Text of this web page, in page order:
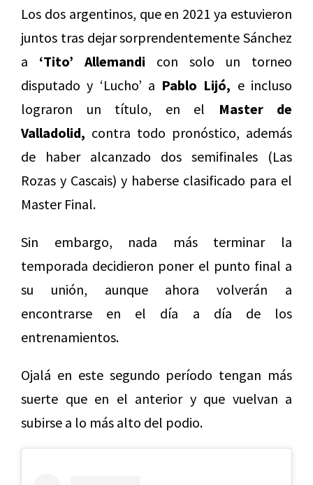
Los dos argentinos, que en 2021 ya estuvieron
juntos tras dejar sorprendentemente Sánchez
a ‘Tito’ Allemandi con solo un torneo
disputado y ‘Lucho’ a Pablo Lijó, e incluso
lograron un título, en el Master de
Valladolid, contra todo pronóstico, además
de haber alcanzado dos semifinales (Las
Rozas y Cascais) y haberse clasificado para el
Master Final.
Sin embargo, nada más terminar la
temporada decidieron poner el punto final a
su unión, aunque ahora volverán a
encontrarse en el día a día de los
entrenamientos.
Ojalá en este segundo período tengan más
suerte que en el anterior y que vuelvan a
subirse a lo más alto del podio.